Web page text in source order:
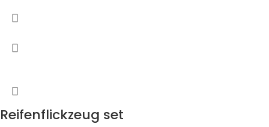
Reifenflickzeug set